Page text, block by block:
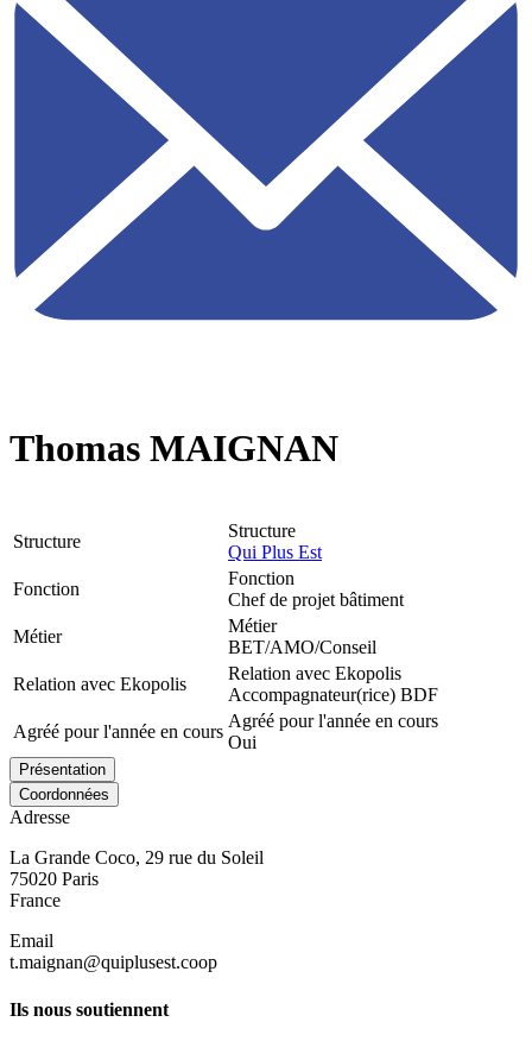
Thomas MAIGNAN
Structure
Structure
Qui Plus Est
Fonction
Fonction
Chef de projet bâtiment
Métier
Métier
BET/AMO/Conseil
Relation avec Ekopolis
Relation avec Ekopolis
Accompagnateur(rice) BDF
Agréé pour l'année en cours
Agréé pour l'année en cours
Oui
Présentation
Coordonnées
Adresse
La Grande Coco, 29 rue du Soleil
75020 Paris
France
Email
t.maignan@quiplusest.coop
Ils nous soutiennent